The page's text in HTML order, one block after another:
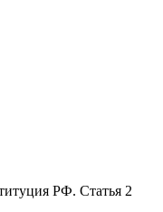
РФ. Статья 2